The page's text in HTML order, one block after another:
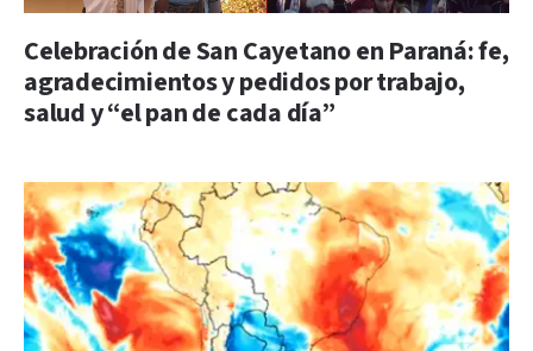
Celebración de San Cayetano en Paraná: fe,
agradecimientos y pedidos por trabajo,
salud y “el pan de cada día”